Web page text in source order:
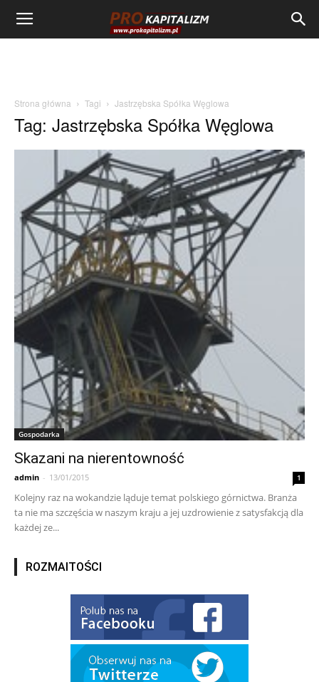
Strona główna Tagi Jastrzębska Spółka Węglowa
Tag: Jastrzębska Spółka Węglowa
Gospodarka
Skazani na nierentowność
admin - 13/01/2015 1
Kolejny raz na wokandzie ląduje temat polskiego górnictwa. Branża
ta nie ma szczęścia w naszym kraju a jej uzdrowienie z satysfakcją dla
każdej ze...
ROZMAITOŚCI